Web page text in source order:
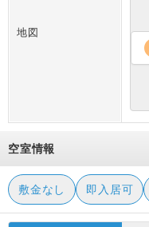
地図
空室情報
敷金なし 即入居可